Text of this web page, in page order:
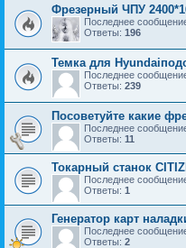
Фрезерный ЧПУ
Последнее
Ответы: 196
Темка для
Последнее
Ответы: 239
Посоветуйте какие
Последнее
Ответы: 11
Токарный станок
Последнее
Ответы: 1
Генератор карт
Последнее
Ответы: 2